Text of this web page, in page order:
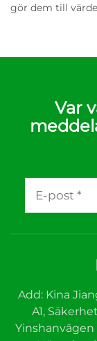
gör dem till
Var
Add: Kina
A1,